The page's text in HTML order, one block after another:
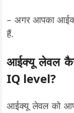
– अगर आपका
हैं.
आईक्यू लेवल
IQ level?
आईक्यू लेवल को